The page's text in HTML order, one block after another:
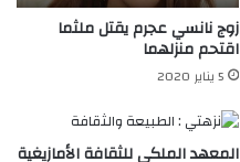
زوج نانسي عجرم يقتل ملثما
اقتحم منزلهما
5 يناير 2020
المعهد الملكي للثقافة الأمازيغية